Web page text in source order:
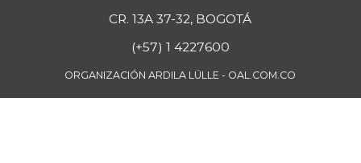
CR. 13A 37-32, BOGOTÁ
(+57) 1 4227600
ORGANIZACIÓN ARDILA LÜLLE - OAL.COM.CO